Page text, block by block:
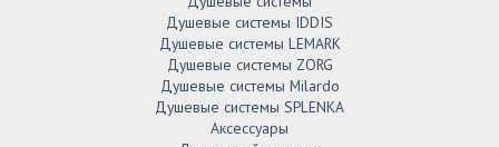
Душевые системы IDDIS
Душевые системы LEMARK
Душевые системы ZORG
Душевые системы Milardo
Душевые системы SPLENKA
Аксессуары